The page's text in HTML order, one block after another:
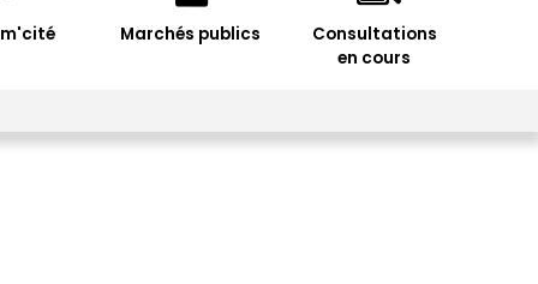
Marchés publics
Consultations
en cours